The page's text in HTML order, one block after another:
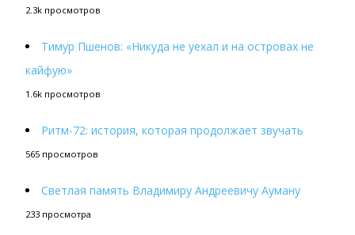
2.3k просмотров
Тимур Пшенов: «Никуда не уехал и на островах не
кайфую»
1.6k просмотров
Ритм-72: история, которая продолжает звучать
565 просмотров
Светлая память Владимиру Андреевичу Ауману
233 просмотра